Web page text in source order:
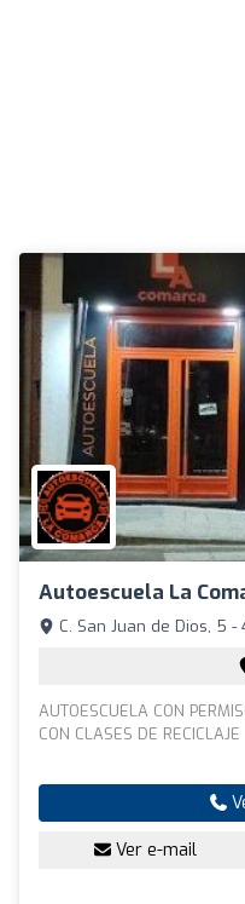
Autoescuela La
C. San Juan de Dios, 5
AUTOESCUELA CON
CON CLASES DE RECICLAJE
Ver e-mail